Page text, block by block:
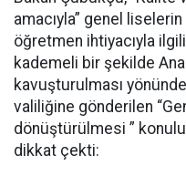
amacıyla” genel
öğretmen ihtiyacıyla
kademeli bir şekilde
kavuşturulması
valiliğine gönderilen
dönüştürülmesi ”
dikkat çekti: